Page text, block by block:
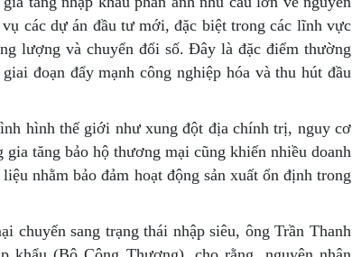
các dự án đầu tư mới, đặc biệt trong các lĩnh vực
lượng và chuyển đổi số. Đây là đặc điểm thường
đoạn đẩy mạnh công nghiệp hóa và thu hút đầu
hình thế giới như xung đột địa chính trị, nguy cơ
tăng bảo hộ thương mại cũng khiến nhiều doanh
nhằm bảo đảm hoạt động sản xuất ổn định trong
chuyển sang trạng thái nhập siêu, ông Trần Thanh